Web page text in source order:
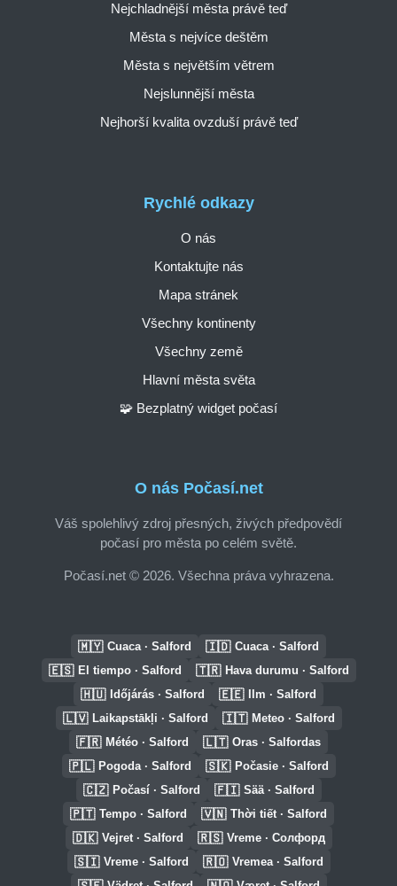
O nás Počasí.net
Váš spolehlivý zdroj přesných, živých předpovědí
počasí pro města po celém světě.
Počasí.net © 2026. Všechna práva vyhrazena.
Rychlé odkazy
O nás
Kontaktujte nás
Mapa stránek
Všechny kontinenty
Všechny země
Hlavní města světa
🧩 Bezplatný widget počasí
Nejchladnější města právě teď
Města s nejvíce deštěm
Města s největším větrem
Nejslunnější města
Nejhorší kvalita ovzduší právě teď
🇲🇾 Cuaca · Salford 🇮🇩 Cuaca · Salford
🇪🇸 El tiempo · Salford 🇹🇷 Hava durumu · Salford
🇭🇺 Időjárás · Salford 🇪🇪 Ilm · Salford
🇱🇻 Laikapstākļi · Salford 🇮🇹 Meteo · Salford
🇫🇷 Météo · Salford 🇱🇹 Oras · Salfordas
🇵🇱 Pogoda · Salford 🇸🇰 Počasie · Salford
🇨🇿 Počasí · Salford 🇫🇮 Sää · Salford
🇵🇹 Tempo · Salford 🇻🇳 Thời tiết · Salford
🇩🇰 Vejret · Salford 🇷🇸 Vreme · Солфорд
🇸🇮 Vreme · Salford 🇷🇴 Vremea · Salford